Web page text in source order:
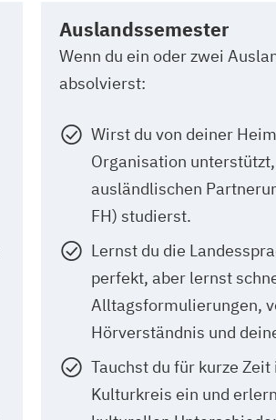
Auslandssemester
Wenn du ein oder zwei
absolvierst:
Wirst du von deiner
Organisation
ausländlischen
FH) studierst.
Lernst du die
perfekt, aber lernst
Alltagsformulierungen,
Hörverständnis und
Tauchst du für kurze
Kulturkreis ein und